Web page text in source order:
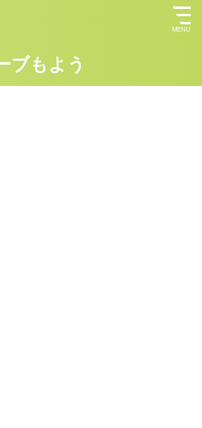
ブもよう